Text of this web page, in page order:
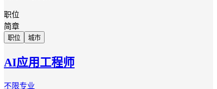
职位
简章
职位 城市
AI应用工程师
不限专业